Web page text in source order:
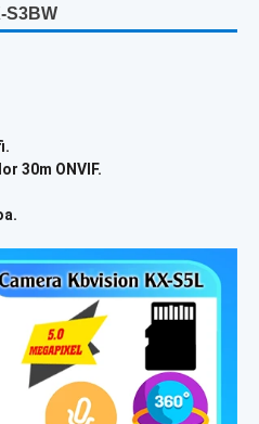
S3BW
30m ONVIF.